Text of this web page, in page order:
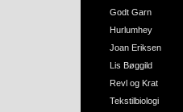
Godt Garn
Hurlumhey
Joan Eriksen
Lis Bøggild
Revl og Krat
Tekstilbiologi